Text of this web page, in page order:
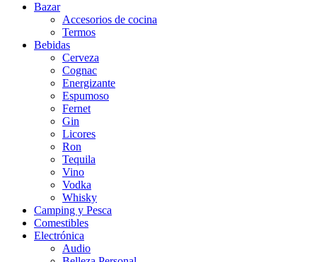
Bazar
Accesorios de cocina
Termos
Bebidas
Cerveza
Cognac
Energizante
Espumoso
Fernet
Gin
Licores
Ron
Tequila
Vino
Vodka
Whisky
Camping y Pesca
Comestibles
Electrónica
Audio